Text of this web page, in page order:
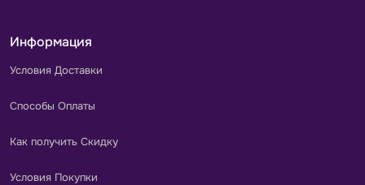
Информация
Условия Доставки
Способы Оплаты
Как получить Скидку
Условия Покупки